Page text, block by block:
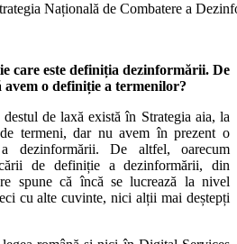
Națională de Combatere a
care este definiția dezinformării. De
avem o definiție a termenilor?
de laxă există în Strategia aia, la
termeni, dar nu avem în prezent o
dezinformării. De altfel, oarecum
de definiție a dezinformării, din
spune că încă se lucrează la nivel
cu alte cuvinte, nici alții mai deștepți